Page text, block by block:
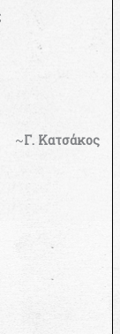
~Γ. Κατσάκος